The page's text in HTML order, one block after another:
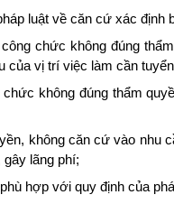
luật về căn cứ xác định
chức không đúng
của vị trí việc làm cần
không đúng thẩm
không căn cứ vào nhu
lãng phí;
hợp với quy định của